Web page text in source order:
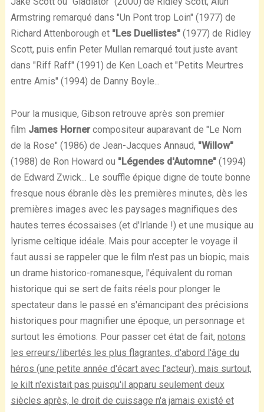
Armstring remarqué dans "Un Pont trop Loin" (1977) de
Richard Attenborough et "Les Duellistes"(1977) de Ridley
Scott, puis enfin Peter Mullan remarqué tout juste avant
dans "Riff Raff" (1991) de Ken Loach et "Petits Meurtres
entre Amis" (1994) de Danny Boyle...
Pour la musique, Gibson retrouve après son premier
film James Horner compositeur auparavant de "Le Nom
de la Rose" (1986) de Jean-Jacques Annaud, "Willow"
(1988) de Ron Howard ou "Légendes d'Automne"(1994)
de Edward Zwick... Le souffle épique digne de toute bonne
fresque nous ébranle dès les premières minutes, dès les
premières images avec les paysages magnifiques des
hautes terres écossaises (et d'Irlande !) et une musique au
lyrisme celtique idéale. Mais pour accepter le voyage il
faut aussi se rappeler que le film n'est pas un biopic, mais
un drame historico-romanesque, l'équivalent du roman
historique qui se sert de faits réels pour plonger le
spectateur dans le passé en s'émancipant des précisions
historiques pour magnifier une époque, un personnage et
surtout les émotions. Pour passer cet état de fait, notons
les erreurs/libertés les plus flagrantes, d'abord l'âge du
héros (une petite année d'écart avec l'acteur), mais surtout,
le kilt n'existait pas puisqu'il apparu seulement deux
siècles après, le droit de cuissage n'a jamais existé et